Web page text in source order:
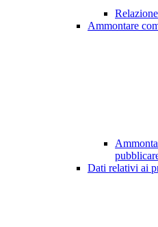
Ammontare
Dati relativi ai